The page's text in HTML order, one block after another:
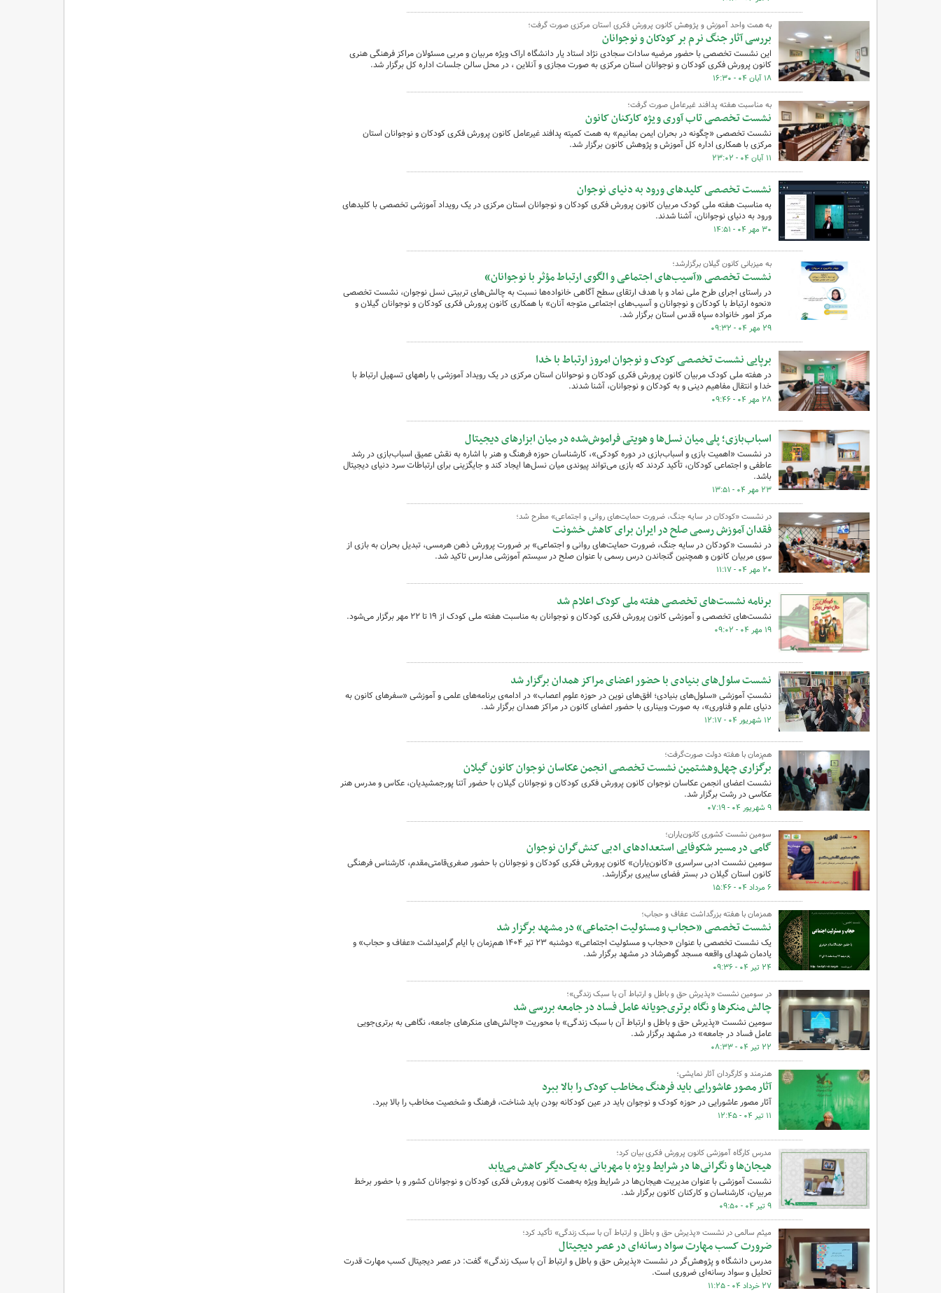
به همت واحد آموزش و پژوهش کانون پرورش فکری استان مرکزی صورت گرفت؛
بررسی آثار جنگ نرم بر کودکان و نوجوانان
این نشست تخصصی با حضور مرضیه سادات سجادی نژاد استاد یار دانشگاه اراک ویژه مربیان و مربی مسئولان مراکز فرهنگی هنری
کانون پرورش فکری کودکان و نوجوانان استان مرکزی به صورت مجازی و آنلاین ، در محل سالن جلسات اداره کل برگزار شد.
۱۸ آبان ۰۴ - ۱۶:۳۰
به مناسبت هفته پدافند غیرعامل صورت گرفت؛
نشست تخصصی تاب آوری ویژه کارکنان کانون
نشست تخصصی «چگونه در بحران ایمن بمانیم» به همت کمیته پدافند غیرعامل کانون پرورش فکری کودکان و نوجوانان استان
مرکزی با همکاری اداره کل آموزش و پژوهش کانون برگزار شد.
۱۱ آبان ۰۴ - ۲۳:۰۲
نشست تخصصی کلیدهای ورود به دنیای نوجوان
به مناسبت هفته ملی کودک مربیان کانون پرورش فکری کودکان و نوجوانان استان مرکزی در یک رویداد آموزشی تخصصی با کلیدهای
ورود به دنیای نوجوانان، آشنا شدند.
۳۰ مهر ۰۴ - ۱۴:۵۱
به میزبانی کانون گیلان برگزارشد؛
نشست تخصصی «آسیب‌های اجتماعی و الگوی ارتباط مؤثر با نوجوانان»
در راستای اجرای طرح ملی نماد و با هدف ارتقای سطح آگاهی خانواده‌ها نسبت به چالش‌های تربیتی نسل نوجوان، نشست تخصصی
«نحوه ارتباط با کودکان و نوجوانان و آسیب‌های اجتماعی متوجه آنان» با همکاری کانون پرورش فکری کودکان و نوجوانان گیلان و
مرکز امور خانواده سپاه قدس استان برگزار شد.
۲۹ مهر ۰۴ - ۰۹:۳۲
برپایی نشست تخصصی کودک و نوجوان امروز ارتباط با خدا
در هفته ملی کودک مربیان کانون پرورش فکری کودکان و نوحوانان استان مرکزی در یک رویداد آموزشی با راههای تسهیل ارتباط با
خدا و انتقال مفاهیم دینی و به کودکان و نوجوانان، آشنا شدند.
۲۸ مهر ۰۴ - ۰۹:۴۶
اسباب‌بازی؛ پلی میان نسل‌ها و هویتی فراموش‌شده در میان ابزارهای دیجیتال
در نشست «اهمیت بازی و اسباب‌بازی در دوره کودکی»، کارشناسان حوزه فرهنگ و هنر با اشاره به نقش عمیق اسباب‌بازی در رشد
عاطفی و اجتماعی کودکان، تأکید کردند که بازی می‌تواند پیوندی میان نسل‌ها ایجاد کند و جایگزینی برای ارتباطات سرد دنیای دیجیتال
باشد.
۲۳ مهر ۰۴ - ۱۳:۵۱
در نشست «کودکان در سایه جنگ، ضرورت حمایت‌های روانی و اجتماعی» مطرح شد؛
فقدان آموزش رسمی صلح در ایران برای کاهش خشونت
در نشست «کودکان در سایه جنگ، ضرورت حمایت‌های روانی و اجتماعی» بر ضرورت پرورش ذهن هرمسی، تبدیل بحران به بازی از
سوی مربیان کانون و همچنین گنجاندن درس رسمی با عنوان صلح در سیستم آموزشی مدارس تاکید شد.
۲۰ مهر ۰۴ - ۱۱:۱۷
برنامه نشست‌های تخصصی هفته ملی کودک اعلام شد
نشست‌های تخصصی و آموزشی کانون پرورش فکری کودکان و نوجوانان به مناسبت هفته ملی کودک از ۱۹ تا ۲۲ مهر برگزار می‌شود.
۱۹ مهر ۰۴ - ۰۹:۰۲
نشست سلول‌های بنیادی با حضور اعضای مراکز همدان برگزار شد
نشستِ آموزشی «سلول‌های بنیادی؛ افق‌های نوین در حوزه علوم اعصاب» در ادامه‌ی برنامه‌های علمی و آموزشی «سفرهای کانون به
دنیای علم و فناوری»، به صورت وبیناری با حضور اعضای کانون در مراکز همدان برگزار شد.
۱۲ شهریور ۰۴ - ۱۲:۱۷
هم‌زمان با هفته دولت صورت‌گرفت؛
برگزاری چهل‌وهشتمین نشست تخصصی انجمن عکاسان نوجوان کانون گیلان
نشست اعضای انجمن عکاسان نوجوان کانون پرورش فکری کودکان و نوجوانان گیلان با حضور آتنا پورجمشیدیان، عکاس و مدرس هنر
عکاسی در رشت برگزار شد.
۹ شهریور ۰۴ - ۰۷:۱۹
سومین نشست کشوری کانون‌یاران؛
گامی در مسیر شکوفایی استعدادهای ادبی کنش‌گران نوجوان
سومین نشست ادبی سراسری «کانون‌یاران» کانون پرورش فکری کودکان و نوجوانان با حضور صغری‌قامتی‌مقدم، کارشناس فرهنگی
کانون استان گیلان در بستر فضای سایبری برگزارشد.
۶ مرداد ۰۴ - ۱۵:۴۶
همزمان با هفته بزرگداشت عفاف و حجاب؛
نشست تخصصی «حجاب و مسئولیت اجتماعی» در مشهد برگزار شد
یک نشست تخصصی با عنوان «حجاب و مسئولیت اجتماعی» دوشنبه ۲۳ تیر ۱۴۰۴ هم‌زمان با ایام گرامیداشت «عفاف و حجاب» و
یادمان شهدای واقعه مسجد گوهرشاد در مشهد برگزار شد.
۲۴ تیر ۰۴ - ۰۹:۳۶
در سومین نشست «پذیرش حق و باطل و ارتباط آن با سبک زندگی»؛
چالش‌ منکرها و نگاه برتری‌جویانه عامل فساد در جامعه بررسی شد
سومین نشست «پذیرش حق و باطل و ارتباط آن با سبک زندگی» با محوریت «چالش‌های منکرهای جامعه، نگاهی به برتری‌جویی
عامل فساد در جامعه» در مشهد برگزار شد.
۲۲ تیر ۰۴ - ۰۸:۳۳
هنرمند و کارگردان آثار نمایشی؛
آثار مصور عاشورایی باید فرهنگ مخاطب کودک را بالا ببرد
آثار مصور عاشورایی در حوزه کودک و نوجوان باید در عین کودکانه بودن باید شناخت، فرهنگ و شخصیت مخاطب را بالا ببرد.
۱۱ تیر ۰۴ - ۱۲:۴۵
مدرس کارگاه آموزشی کانون پرورش فکری بیان کرد؛
هیجان‌ها و نگرانی‌ها در شرایط ویژه با مهربانی به یک‌دیگر کاهش می‌یابد
نشست آموزشی با عنوان مدیریت هیجان‌ها در شرایط ویژه به‌همت کانون پرورش فکری کودکان و نوجوانان کشور و با حضور برخط
مربیان، کارشناسان و کارکنان کانون برگزار شد.
۹ تیر ۰۴ - ۰۹:۵۰
میثم سالمی در نشست «پذیرش حق و باطل و ارتباط آن با سبک زندگی» تأکید کرد؛
ضرورت کسب مهارت سواد رسانه‌ای در عصر دیجیتال
مدرس دانشگاه و پژوهش‌گر در نشست «پذیرش حق و باطل و ارتباط آن با سبک زندگی» گفت: در عصر دیجیتال کسب مهارت قدرت
تحلیل و سواد رسانه‌ای ضروری است.
۲۷ خرداد ۰۴ - ۱۱:۲۵